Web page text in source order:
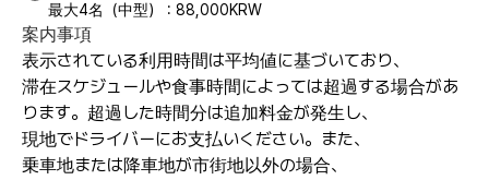
最大4名（中型） : 88,000KRW
案内事項
表示されている利用時間は平均値に基づいており、
滞在スケジュールや食事時間によっては超過する場合があ
ります。超過した時間分は追加料金が発生し、
現地でドライバーにお支払いください。また、
乗車地または降車地が市街地以外の場合、